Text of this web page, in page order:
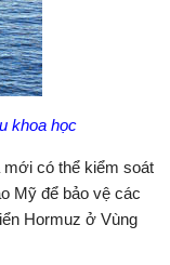
khoa học
mới có thể kiểm soát
Mỹ để bảo vệ các
Hormuz ở Vùng